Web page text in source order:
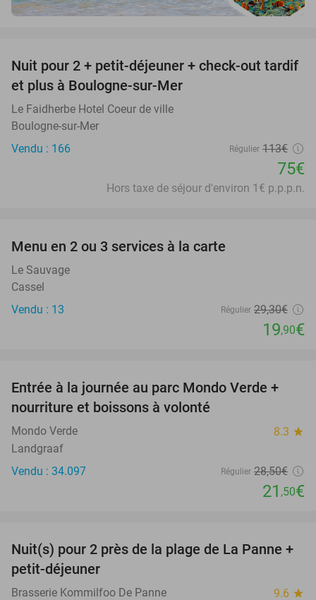
34%
Nuit pour 2 + petit-déjeuner + check-out tardif
et plus à Boulogne-sur-Mer
Le Faidherbe Hotel Coeur de ville
Boulogne-sur-Mer
Vendu : 166
Régulier 113€
75€
Hors taxe de séjour d'environ 1€ p.p.p.n.
Menu en 2 ou 3 services à la carte
Le Sauvage
Cassel
Vendu : 13
Régulier 29,30€
19,90€
25%
Entrée à la journée au parc Mondo Verde +
nourriture et boissons à volonté
Mondo Verde 8.3 star
Landgraaf
Vendu : 34.097
Régulier 28,50€
21 ,50€
20%
Nuit(s) pour 2 près de la plage de La Panne +
petit-déjeuner
Brasserie Kommilfoo De Panne 9.6 star